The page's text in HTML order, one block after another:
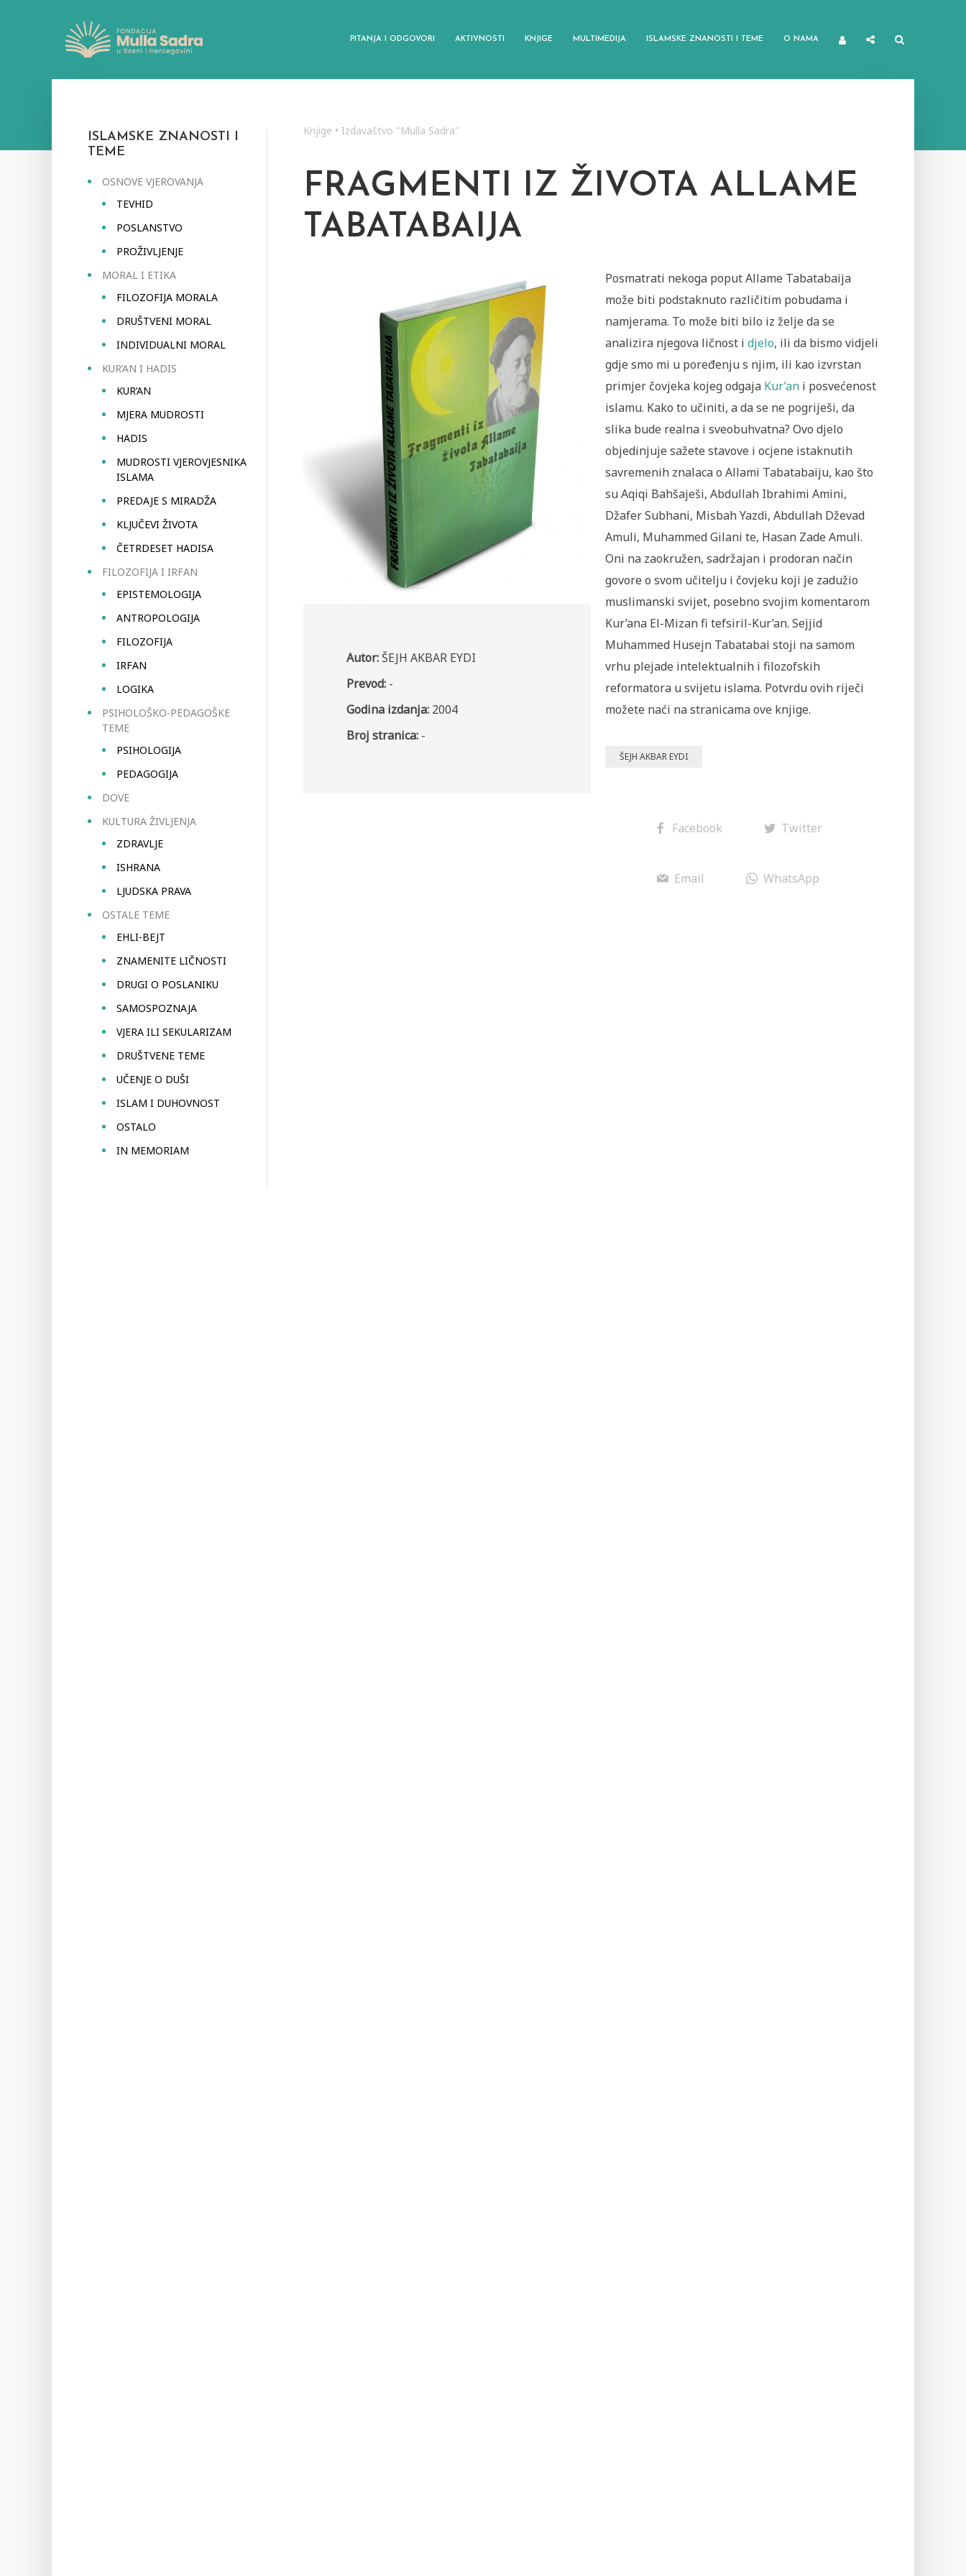
PITANJA I ODGOVORI AKTIVNOSTI KNJIGE MULTIMEDIJA ISLAMSKE ZNANOSTI I TEME O NAMA
ISLAMSKE ZNANOSTI I
TEME
OSNOVE VJEROVANJA
TEVHID
POSLANSTVO
PROŽIVLJENJE
MORAL I ETIKA
FILOZOFIJA MORALA
DRUŠTVENI MORAL
INDIVIDUALNI MORAL
KUR’AN I HADIS
KUR’AN
MJERA MUDROSTI
HADIS
MUDROSTI VJEROVJESNIKA
ISLAMA
PREDAJE S MIRADŽA
KLJUČEVI ŽIVOTA
ČETRDESET HADISA
FILOZOFIJA I IRFAN
EPISTEMOLOGIJA
ANTROPOLOGIJA
FILOZOFIJA
IRFAN
LOGIKA
PSIHOLOŠKO-PEDAGOŠKE
TEME
PSIHOLOGIJA
PEDAGOGIJA
DOVE
KULTURA ŽIVLJENJA
ZDRAVLJE
ISHRANA
LJUDSKA PRAVA
OSTALE TEME
EHLI-BEJT
ZNAMENITE LIČNOSTI
DRUGI O POSLANIKU
SAMOSPOZNAJA
VJERA ILI SEKULARIZAM
DRUŠTVENE TEME
UČENJE O DUŠI
ISLAM I DUHOVNOST
OSTALO
IN MEMORIAM
Knjige • Izdavaštvo "Mulla Sadra"
FRAGMENTI IZ ŽIVOTA ALLAME
TABATABAIJA
Autor:ŠEJH AKBAR EYDI
Prevod: -
Godina izdanja: 2004
Broj stranica: -
Posmatrati nekoga poput Allame Tabatabaija
može biti podstaknuto različitim pobudama i
namjerama. To može biti bilo iz želje da se
analizira njegova ličnost i djelo, ili da bismo vidjeli
gdje smo mi u poređenju s njim, ili kao izvrstan
primjer čovjeka kojeg odgaja Kur’an i posvećenost
islamu. Kako to učiniti, a da se ne pogriješi, da
slika bude realna i sveobuhvatna? Ovo djelo
objedinjuje sažete stavove i ocjene istaknutih
savremenih znalaca o Allami Tabatabaiju, kao što
su Aqiqi Bahšaješi, Abdullah Ibrahimi Amini,
Džafer Subhani, Misbah Yazdi, Abdullah Dževad
Amuli, Muhammed Gilani te, Hasan Zade Amuli.
Oni na zaokružen, sadržajan i prodoran način
govore o svom učitelju i čovjeku koji je zadužio
muslimanski svijet, posebno svojim komentarom
Kur’ana El-Mizan fi tefsiril-Kur’an. Sejjid
Muhammed Husejn Tabatabai stoji na samom
vrhu plejade intelektualnih i filozofskih
reformatora u svijetu islama. Potvrdu ovih riječi
možete naći na stranicama ove knjige.
ŠEJH AKBAR EYDI
Facebook Twitter
Email WhatsApp